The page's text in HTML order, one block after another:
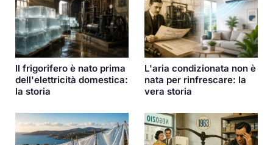
Il frigorifero è nato prima
dell'elettricità domestica:
la storia
L'aria condizionata non è
nata per rinfrescare: la
vera storia